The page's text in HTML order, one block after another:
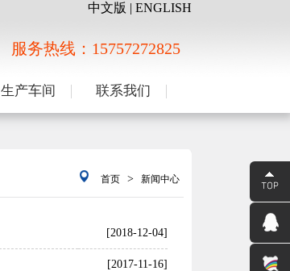
中文版 | ENGLISH
服务热线：15757272825
生产车间 联系我们
首页 > 新闻中心
[2018-12-04]
[2017-11-16]